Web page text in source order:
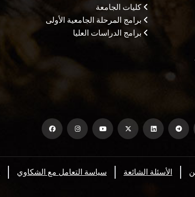
كليات الجامعة
برامج المرحلة الجامعية الأولى
برامج الدراسات العليا
سياسة التعامل مع الشكاوي الأسئلة الشائعة